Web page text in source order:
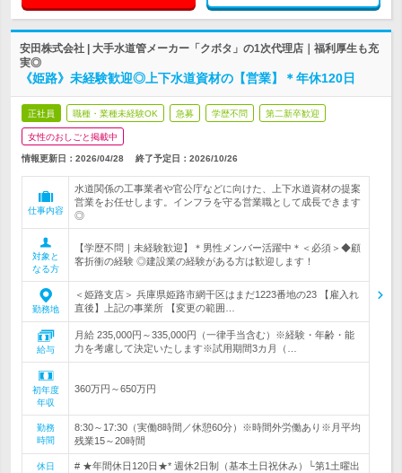
安田株式会社 | 大手水道管メーカー「クボタ」の1次代理店｜福利厚生も充
実◎
《姫路》未経験歓迎◎上下水道資材の【営業】＊年休120日
正社員 職種・業種未経験OK 急募 学歴不問 第二新卒歓迎
女性のおしごと掲載中
情報更新日：2026/04/28 終了予定日： 2026/10/26
仕事内容
水道関係の工事業者や官公庁などに向けた、上下水道資材の提案
営業をお任せします。インフラを守る営業職として成長できます
◎
対象と
なる方
【学歴不問｜未経験歓迎】＊男性メンバー活躍中＊＜必須＞◆顧
客折衝の経験 ◎建設業の経験がある方は歓迎します！
勤務地
＜姫路支店＞ 兵庫県姫路市網干区はまだ1223番地の23 【雇入れ
直後】上記の事業所 【変更の範囲…
給与
月給 235,000円～335,000円（一律手当含む）※経験・年齢・能
力を考慮して決定いたします※試用期間3カ月（…
初年度
年収
360万円～650万円
勤務
時間
8:30～17:30（実働8時間／休憩60分）※時間外労働あり※月平均
残業15～20時間
休日
# ★年間休日120日★* 週休2日制（基本土日祝休み）└第1土曜出